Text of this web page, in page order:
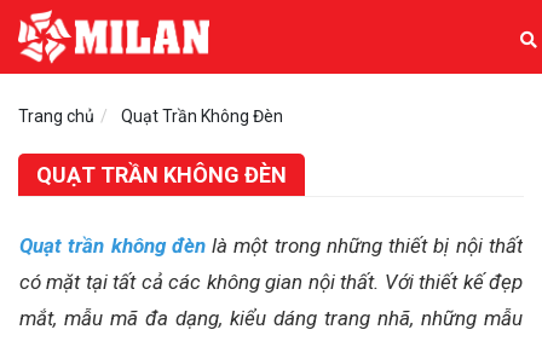
Trang chủ Quạt Trần Không Đèn
QUẠT TRẦN KHÔNG ĐÈN
Quạt trần không đènlà một trong những thiết bị nội thất
có mặt tại tất cả các không gian nội thất. Với thiết kế đẹp
mắt, mẫu mã đa dạng, kiểu dáng trang nhã, những mẫu